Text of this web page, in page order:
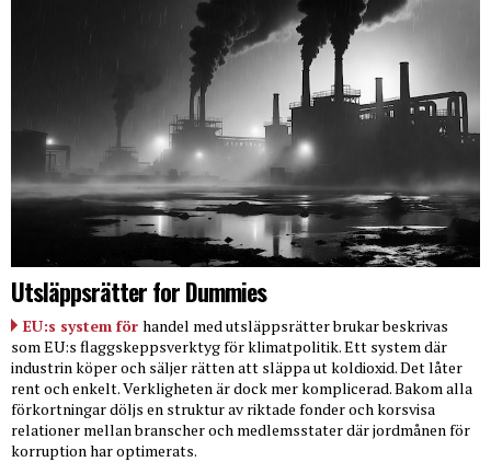
Utsläppsrätter for Dummies
EU:s system för handel med utsläppsrätter brukar beskrivas
som EU:s flaggskeppsverktyg för klimatpolitik. Ett system där
industrin köper och säljer rätten att släppa ut koldioxid. Det låter
rent och enkelt. Verkligheten är dock mer komplicerad. Bakom alla
förkortningar döljs en struktur av riktade fonder och korsvisa
relationer mellan branscher och medlemsstater där jordmånen för
korruption har optimerats.